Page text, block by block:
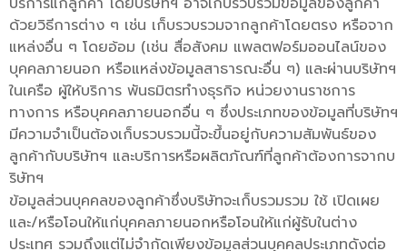
ด้วยวิธีการต่าง ๆ เช่น เก็บรวบรวมจากลูกค้าโดยตรง หรือจาก
แหล่งอื่น ๆ โดยอ้อม (เช่น สื่อสังคม แพลตฟอร์มออนไลน์ของ
บุคคลภายนอก หรือแหล่งข้อมูลสาธารณะอื่น ๆ) และผ่านบริษัทฯ
ในเครือ ผู้ให้บริการ พันธมิตรทำงธุรกิจ หน่วยงานราชการ
ทางการ หรือบุคคลภายนอกอื่น ๆ ซึ่งประเภทของข้อมูลที่บริษัทฯ
มีความจำเป็นต้องเก็บรวบรวมนี้จะขึ้นอยู่กับความสัมพันธ์ของ
ลูกค้ากับบริษัทฯ และบริการหรือผลิตภัณฑ์ที่ลูกค้าต้องการจากบ
ริษัทฯ
ข้อมูลส่วนบุคคลของลูกค้าซึ่งบริษัทจะเก็บรวมรวม ใช้ เปิดเผย
และ/หรือโอนให้แก่บุคคลภายนอกหรือโอนให้แก่ผู้รับในต่าง
ประเทศ รวมถึงแต่ไม่จำกัดเพียงข้อมูลส่วนบุคคลประเภทดังต่อ